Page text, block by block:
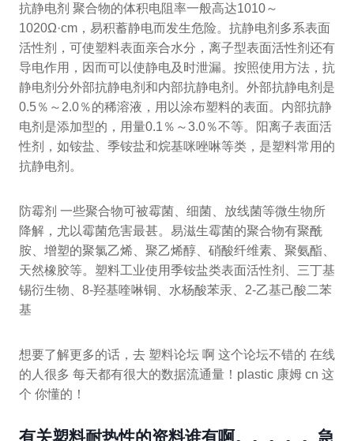
抗静电剂 聚合物的体积电阻率一般高达1010～
1020Ω·cm，易积蓄静电而发生危险。抗静电剂多系表面
活性剂，可使塑料表面亲合水分，离子型表面活性剂还有
导电作用，因而可以使静电及时泄漏。按照使用方法，抗
静电剂分外部抗静电剂和内部抗静电剂。外部抗静电剂是
0.5％～2.0％的稀溶液，用以涂布塑料的表面。内部抗静
电剂是添加型的，用量0.1％～3.0％不等。阳离子表面活
性剂，如铵盐、季铵盐和烷基咪唑啉等类，是塑料常用的
抗静电剂。
防霉剂 一些聚合物可被霉菌、细菌、放线菌等微生物所
降解，尤以霉菌危害最甚。易滋生霉菌的聚合物有聚酰
胺、增塑的聚氯乙烯、聚乙烯醇、硝酸纤维素、聚氨酯、
天然橡胶等。塑料工业使用季铵盐类表面活性剂、三丁基
锡衍生物、8-羟基喹啉铜、水杨酸苯汞、2-乙基己酸二苯
基
想要了解更多的话，去 塑料论坛 啊 这个论坛不错的 在线
的人很多 每天都有很大的数据流通量！plastic 康姆 cn 这
个 你懂的！
有关塑料耐热性的资料谁有啊。。。。。急